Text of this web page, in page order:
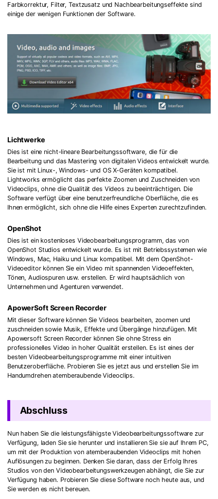
Farbkorrektur, Filter, Textzusatz und Nachbearbeitungseffekte sind
einige der wenigen Funktionen der Software.
Lichtwerke
Dies ist eine nicht-lineare Bearbeitungssoftware, die für die
Bearbeitung und das Mastering von digitalen Videos entwickelt wurde.
Sie ist mit Linux-, Windows- und OS X-Geräten kompatibel.
Lightworks ermöglicht das perfekte Zoomen und Zuschneiden von
Videoclips, ohne die Qualität des Videos zu beeinträchtigen. Die
Software verfügt über eine benutzerfreundliche Oberfläche, die es
Ihnen ermöglicht, sich ohne die Hilfe eines Experten zurechtzufinden.
OpenShot
Dies ist ein kostenloses Videobearbeitungsprogramm, das von
OpenShot Studios entwickelt wurde. Es ist mit Betriebssystemen wie
Windows, Mac, Haiku und Linux kompatibel. Mit dem OpenShot-
Videoeditor können Sie ein Video mit spannenden Videoeffekten,
Tönen, Audiospuren usw. erstellen. Er wird hauptsächlich von
Unternehmen und Agenturen verwendet.
ApowerSoft Screen Recorder
Mit dieser Software können Sie Videos bearbeiten, zoomen und
zuschneiden sowie Musik, Effekte und Übergänge hinzufügen. Mit
Apowersoft Screen Recorder können Sie ohne Stress ein
professionelles Video in hoher Qualität erstellen. Es ist eines der
besten Videobearbeitungsprogramme mit einer intuitiven
Benutzeroberfläche. Probieren Sie es jetzt aus und erstellen Sie im
Handumdrehen atemberaubende Videoclips.
Abschluss
Nun haben Sie die leistungsfähigste Videobearbeitungssoftware zur
Verfügung, laden Sie sie herunter und installieren Sie sie auf Ihrem PC,
um mit der Produktion von atemberaubenden Videoclips mit hohen
Auflösungen zu beginnen. Denken Sie daran, dass der Erfolg Ihres
Studios von den Videobearbeitungswerkzeugen abhängt, die Sie zur
Verfügung haben. Probieren Sie diese Software noch heute aus, und
Sie werden es nicht bereuen.